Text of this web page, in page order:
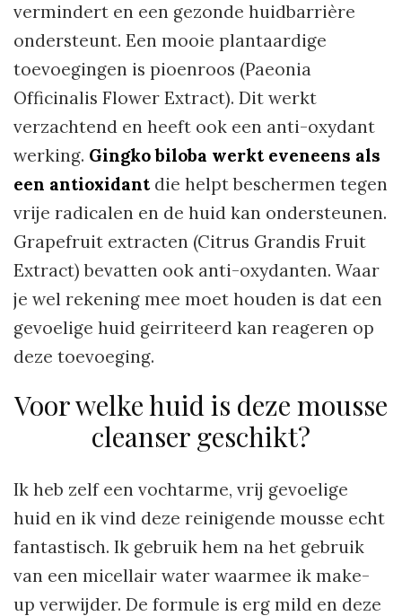
vermindert en een gezonde huidbarrière
ondersteunt. Een mooie plantaardige
toevoegingen is pioenroos (Paeonia
Officinalis Flower Extract). Dit werkt
verzachtend en heeft ook een anti-oxydant
werking. Gingko biloba werkt eveneens als
een antioxidantdie helpt beschermen tegen
vrije radicalen en de huid kan ondersteunen.
Grapefruit extracten (Citrus Grandis Fruit
Extract) bevatten ook anti-oxydanten. Waar
je wel rekening mee moet houden is dat een
gevoelige huid geirriteerd kan reageren op
deze toevoeging.
Voor welke huid is deze mousse
cleanser geschikt?
Ik heb zelf een vochtarme, vrij gevoelige
huid en ik vind deze reinigende mousse echt
fantastisch. Ik gebruik hem na het gebruik
van een micellair water waarmee ik make-
up verwijder. De formule is erg mild en deze